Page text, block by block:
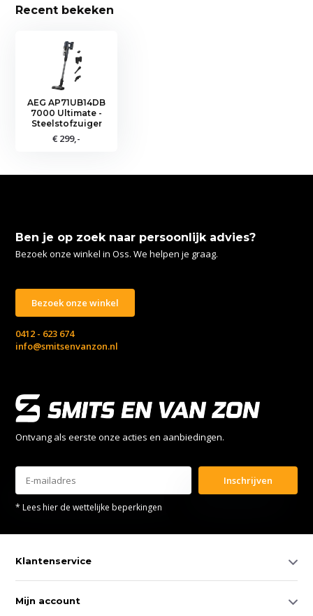
Recent bekeken
AEG AP71UB14DB
7000 Ultimate -
Steelstofzuiger
€ 299,-
Ben je op zoek naar persoonlijk advies?
Bezoek onze winkel in Oss. We helpen je graag.
Bezoek onze winkel
0412 - 623 674
info@smitsenvanzon.nl
Ontvang als eerste onze acties en aanbiedingen.
Inschrijven
* Lees hier de wettelijke beperkingen
Klantenservice
Mijn account